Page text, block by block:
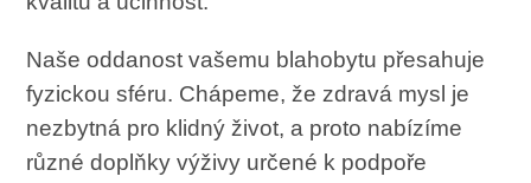
Naše oddanost vašemu blahobytu přesahuje
fyzickou sféru. Chápeme, že zdravá mysl je
nezbytná pro klidný život, a proto nabízíme
různé doplňky výživy určené k podpoře